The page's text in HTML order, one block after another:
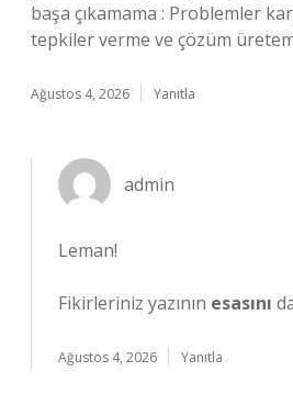
başa çıkamama : Problemler
tepkiler verme ve çözüm
Ağustos 4, 2026 Yanıtla
admin
Leman!
Fikirleriniz yazının esasını
Ağustos 4, 2026 Yanıtla